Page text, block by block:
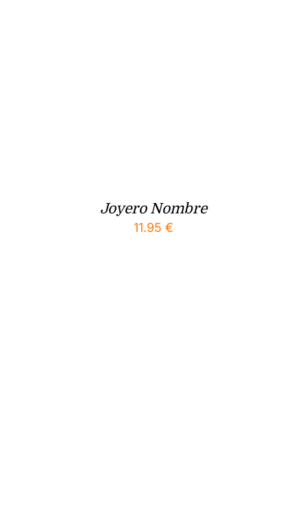
Joyero Nombre
11.95 €